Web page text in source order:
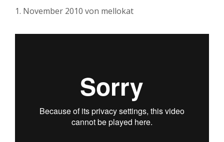
1. November 2010 von mellokat